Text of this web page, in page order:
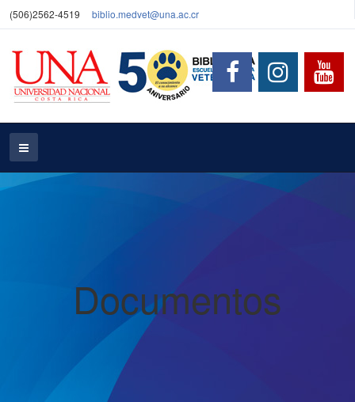
(506)2562-4519 biblio.medvet@una.ac.cr
Documentos